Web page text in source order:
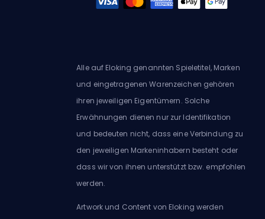
Alle auf Eloking genannten Spieletitel, Marken
und eingetragenen Warenzeichen gehören
ihren jeweiligen Eigentümern. Solche
Erwähnungen dienen nur zur Identifikation
und bedeuten nicht, dass eine Verbindung zu
den jeweiligen Markeninhabern besteht oder
dass wir von ihnen unterstützt bzw. empfohlen
werden.
Artwork und Content von Eloking werden